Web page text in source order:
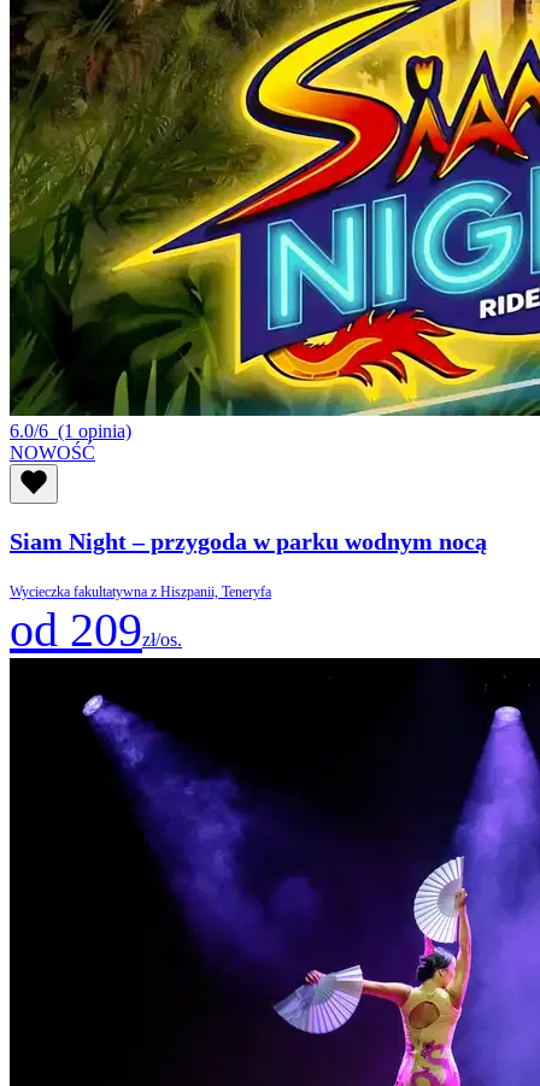
6.0/6 (1 opinia)
NOWOŚĆ
Siam Night – przygoda w parku wodnym nocą
Wycieczka fakultatywna z Hiszpanii, Teneryfa
od 209zł/os.